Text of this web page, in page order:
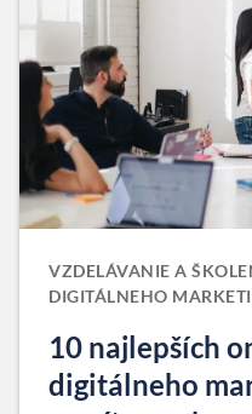
VZDELÁVANIE A
DIGITÁLNEHO
10 najlepších
digitálneho